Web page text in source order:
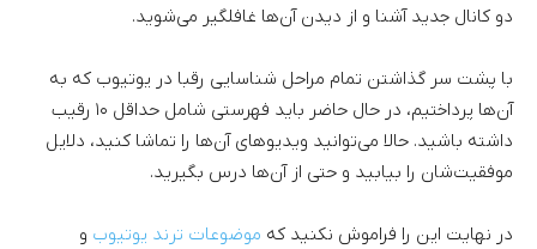
دو کانال جدید آشنا و از دیدن آن‌ها غافلگیر می‌شوید.
با پشت سر گذاشتن تمام مراحل شناسایی رقبا در یوتیوب که به
آن‌ها پرداختیم، در حال حاضر باید فهرستی شامل حداقل ۱۰ رقیب
داشته باشید. حالا می‌توانید ویدیوهای آن‌ها را تماشا کنید، دلایل
موفقیت‌شان را بیابید و حتی از آن‌ها درس بگیرید.
در نهایت این را فراموش نکنید که موضوعات ترند یوتیوب و